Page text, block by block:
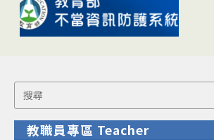
Search
for:
教職員專區 Teacher